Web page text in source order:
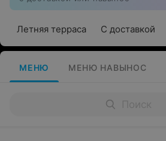
Летняя терраса С доставкой
МЕНЮ МЕНЮ НАВЫНОС